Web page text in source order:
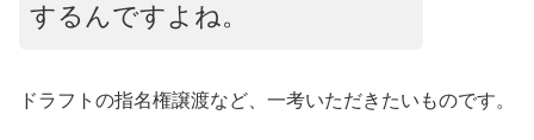
するんですよね。
ドラフトの指名権譲渡など、一考いただきたいものです。